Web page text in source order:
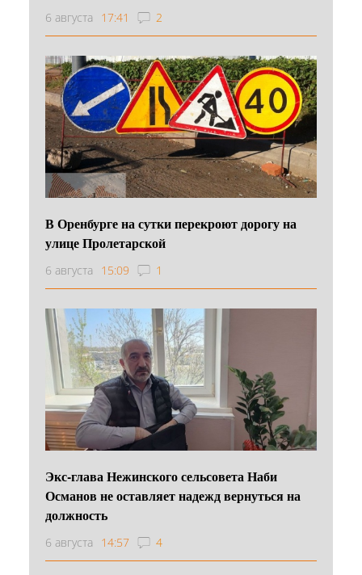
6 августа 17:41 2
В Оренбурге на сутки перекроют дорогу на
улице Пролетарской
6 августа 15:09 1
Экс-глава Нежинского сельсовета Наби
Османов не оставляет надежд вернуться на
должность
6 августа 14:57 4